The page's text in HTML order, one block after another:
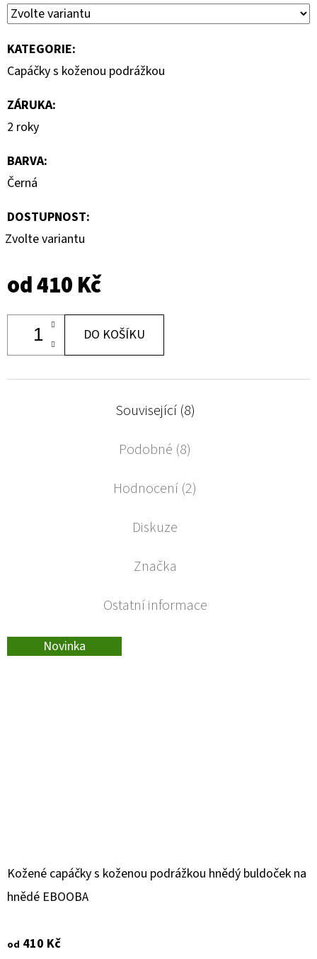
KATEGORIE:
Capáčky s koženou podrážkou
ZÁRUKA:
2 roky
BARVA:
Černá
DOSTUPNOST:
Zvolte variantu
od410 Kč
DO KOŠÍKU
Související (8)
Podobné (8)
Hodnocení (2)
Diskuze
Značka
Ostatní informace
Novinka
Kožené capáčky s koženou podrážkou hnědý buldoček na
hnědé EBOOBA
od 410 Kč